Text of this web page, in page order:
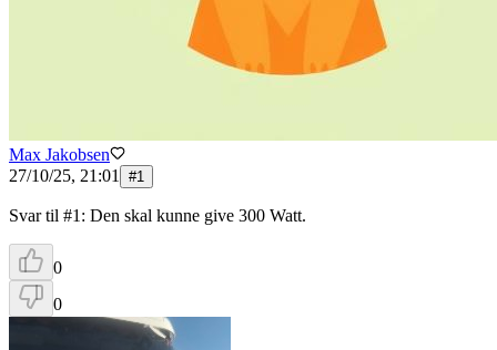
Max Jakobsen
27/10/25, 21:01
#1
Svar til #1: Den skal kunne give 300 Watt.
0
0